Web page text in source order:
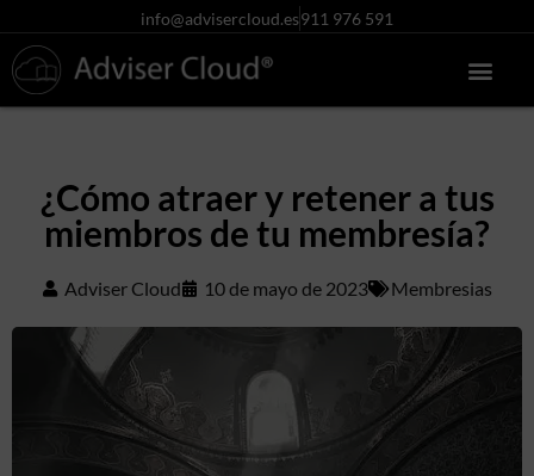
info@advisercloud.es911 976 591
¿Cómo atraer y retener a tus
miembros de tu membresía?
Adviser Cloud 10 de mayo de 2023 Membresias